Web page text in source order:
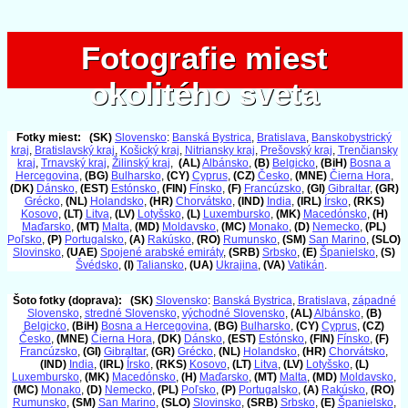
Fotografie miest
okolitého sveta
Fotografie miest
okolitého sveta
Fotky miest: (SK) Slovensko: Banská Bystrica, Bratislava, Banskobystrický
kraj, Bratislavský kraj, Košický kraj, Nitriansky kraj, Prešovský kraj, Trenčiansky
kraj, Trnavský kraj, Žilinský kraj, (AL)Albánsko, (B) Belgicko, (BiH) Bosna a
Hercegovina, (BG) Bulharsko, (CY) Cyprus, (CZ) Česko, (MNE) Čierna Hora,
(DK) Dánsko, (EST) Estónsko, (FIN) Fínsko, (F) Francúzsko, (GI) Gibraltar, (GR)
Grécko, (NL) Holandsko, (HR) Chorvátsko, (IND) India, (IRL) Írsko, (RKS)
Kosovo, (LT) Litva, (LV) Lotyšsko, (L) Luxembursko, (MK) Macedónsko, (H)
Maďarsko, (MT) Malta, (MD) Moldavsko, (MC) Monako, (D) Nemecko, (PL)
Poľsko, (P) Portugalsko, (A) Rakúsko, (RO) Rumunsko, (SM) San Marino, (SLO)
Slovinsko, (UAE) Spojené arabské emiráty, (SRB) Srbsko, (E) Španielsko, (S)
Švédsko, (I) Taliansko, (UA) Ukrajina, (VA) Vatikán.
Šoto fotky (doprava): (SK) Slovensko: Banská Bystrica, Bratislava, západné
Slovensko, stredné Slovensko, východné Slovensko, (AL)Albánsko, (B)
Belgicko, (BiH) Bosna a Hercegovina, (BG) Bulharsko, (CY) Cyprus, (CZ)
Česko, (MNE) Čierna Hora, (DK) Dánsko, (EST) Estónsko, (FIN) Fínsko, (F)
Francúzsko, (GI) Gibraltar, (GR) Grécko, (NL) Holandsko, (HR) Chorvátsko,
(IND) India, (IRL) Írsko, (RKS) Kosovo, (LT) Litva, (LV) Lotyšsko, (L)
Luxembursko, (MK) Macedónsko, (H) Maďarsko, (MT) Malta, (MD) Moldavsko,
(MC) Monako, (D) Nemecko, (PL) Poľsko, (P) Portugalsko, (A) Rakúsko, (RO)
Rumunsko, (SM) San Marino, (SLO) Slovinsko, (SRB) Srbsko, (E) Španielsko,